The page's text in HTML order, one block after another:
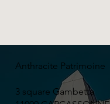
Anthracite Patrimoine
3 square Gambetta